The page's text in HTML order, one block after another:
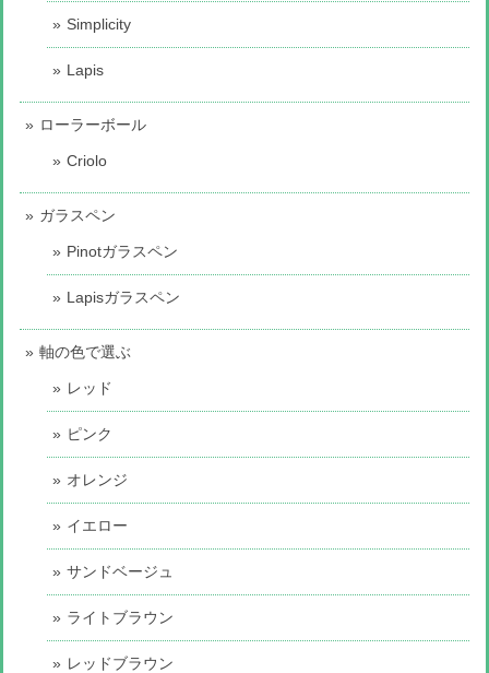
Simplicity
Lapis
ローラーボール
Criolo
ガラスペン
Pinotガラスペン
Lapisガラスペン
軸の色で選ぶ
レッド
ピンク
オレンジ
イエロー
サンドベージュ
ライトブラウン
レッドブラウン